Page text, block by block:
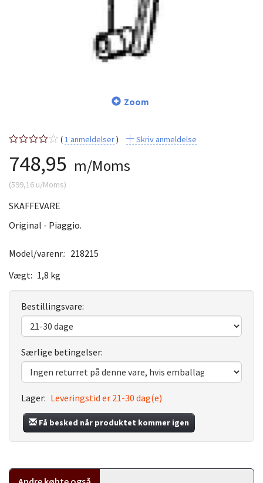
Zoom
1 anmeldelser Skriv anmeldelse
748,95 m/Moms
(599,16 u/Moms)
SKAFFEVARE
Original - Piaggio.
Model/varenr.: 218215
Vægt: 1,8 kg
Bestillingsvare:
Særlige betingelser:
Lager: Leveringstid er 21-30 dag(e)
Få besked når produktet kommer igen